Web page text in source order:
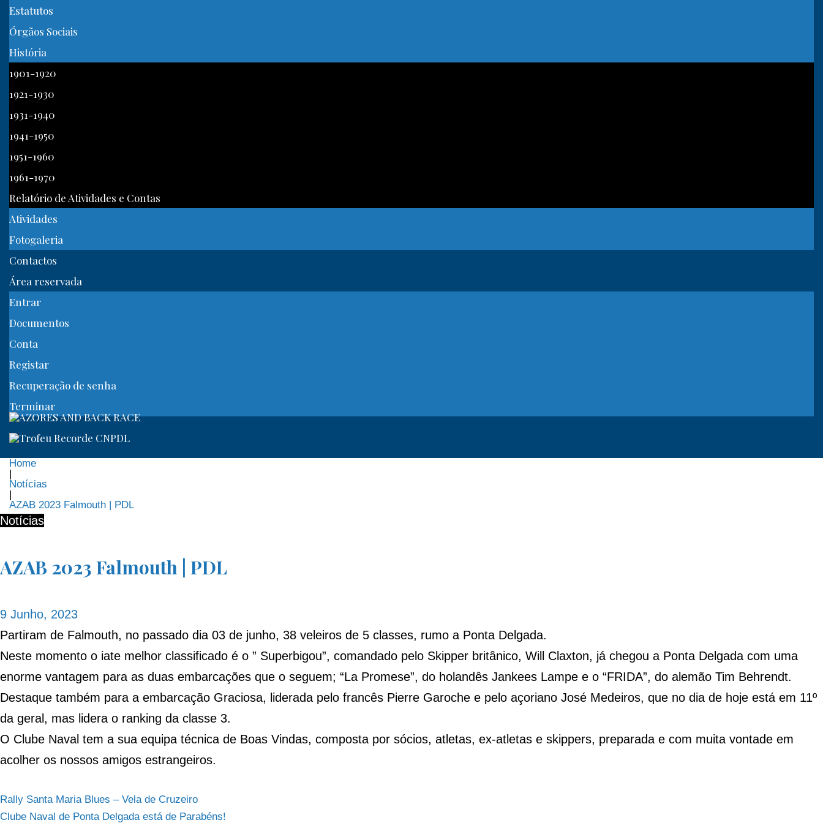
Estatutos
Órgãos Sociais
História
1901-1920
1921-1930
1931-1940
1941-1950
1951-1960
1961-1970
Relatório de Atividades e Contas
Atividades
Fotogaleria
Contactos
Área reservada
Entrar
Documentos
Conta
Registar
Recuperação de senha
Terminar
Home
|
Notícias
|
AZAB 2023 Falmouth | PDL
Notícias
AZAB 2023 Falmouth | PDL
9 Junho, 2023
Partiram de Falmouth, no passado dia 03 de junho, 38 veleiros de 5 classes, rumo a Ponta Delgada.
Neste momento o iate melhor classificado é o ” Superbigou”, comandado pelo Skipper britânico, Will Claxton, já chegou a Ponta Delgada com uma
enorme vantagem para as duas embarcações que o seguem; “La Promese”, do holandês Jankees Lampe e o “FRIDA”, do alemão Tim Behrendt.
Destaque também para a embarcação Graciosa, liderada pelo francês Pierre Garoche e pelo açoriano José Medeiros, que no dia de hoje está em 11º
da geral, mas lidera o ranking da classe 3.
O Clube Naval tem a sua equipa técnica de Boas Vindas, composta por sócios, atletas, ex-atletas e skippers, preparada e com muita vontade em
acolher os nossos amigos estrangeiros.
Navegação
Rally Santa Maria Blues – Vela de Cruzeiro
Clube Naval de Ponta Delgada está de Parabéns!